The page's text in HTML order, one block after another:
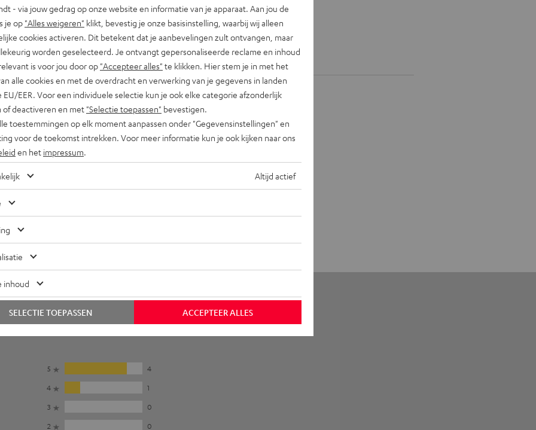
TWS 2 eartips (XS, S, M, L, XL)
5
4
4
1
3
0
2
0
- via jouw gedrag op onze website en informatie van je apparaat. Aan jou de
je op "Alles weigeren" klikt, bevestig je onze basisinstelling, waarbij wij alleen
cookies activeren. Dit betekent dat je aanbevelingen zult ontvangen, maar
worden geselecteerd. Je ontvangt gepersonaliseerde reclame en inhoud
is voor jou door op "Accepteer alles" te klikken. Hier stem je in met het
alle cookies en met de overdracht en verwerking van je gegevens in landen
EU/EER. Voor een individuele selectie kun je ook elke categorie afzonderlijk
of deactiveren en met "Selectie toepassen" bevestigen.
toestemmingen op elk moment aanpassen onder "Gegevensinstellingen" en
voor de toekomst intrekken. Voor meer informatie kun je ook kijken naar ons
en het impressum
Altijd actief
inhoud
ACCEPTEER ALLES
SELECTIE TOEPASSEN